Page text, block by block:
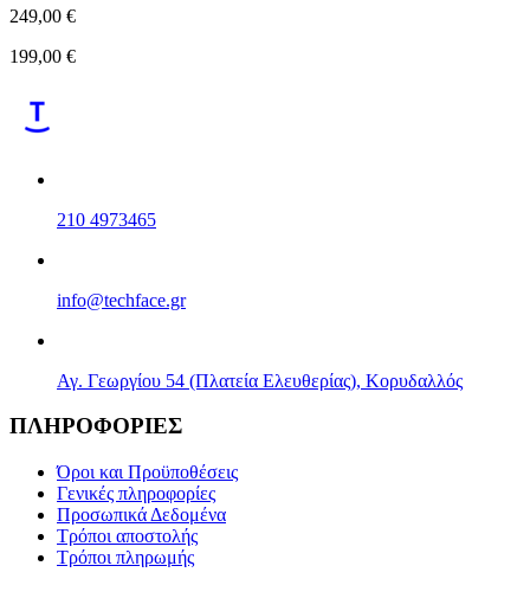
249,00 €
199,00 €
210 4973465
info@techface.gr
Αγ. Γεωργίου 54 (Πλατεία Ελευθερίας), Κορυδαλλός
ΠΛΗΡΟΦΟΡΙΕΣ
Όροι και Προϋποθέσεις
Γενικές πληροφορίες
Προσωπικά Δεδομένα
Τρόποι αποστολής
Τρόποι πληρωμής